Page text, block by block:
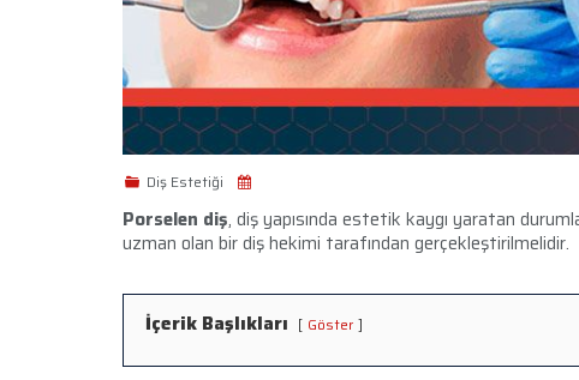
Diş Estetiği
Porselen diş, diş yapısında estetik kaygı yaratan
uzman olan bir diş hekimi tarafından gerçekleştirilmelidir.
İçerik Başlıkları Göster